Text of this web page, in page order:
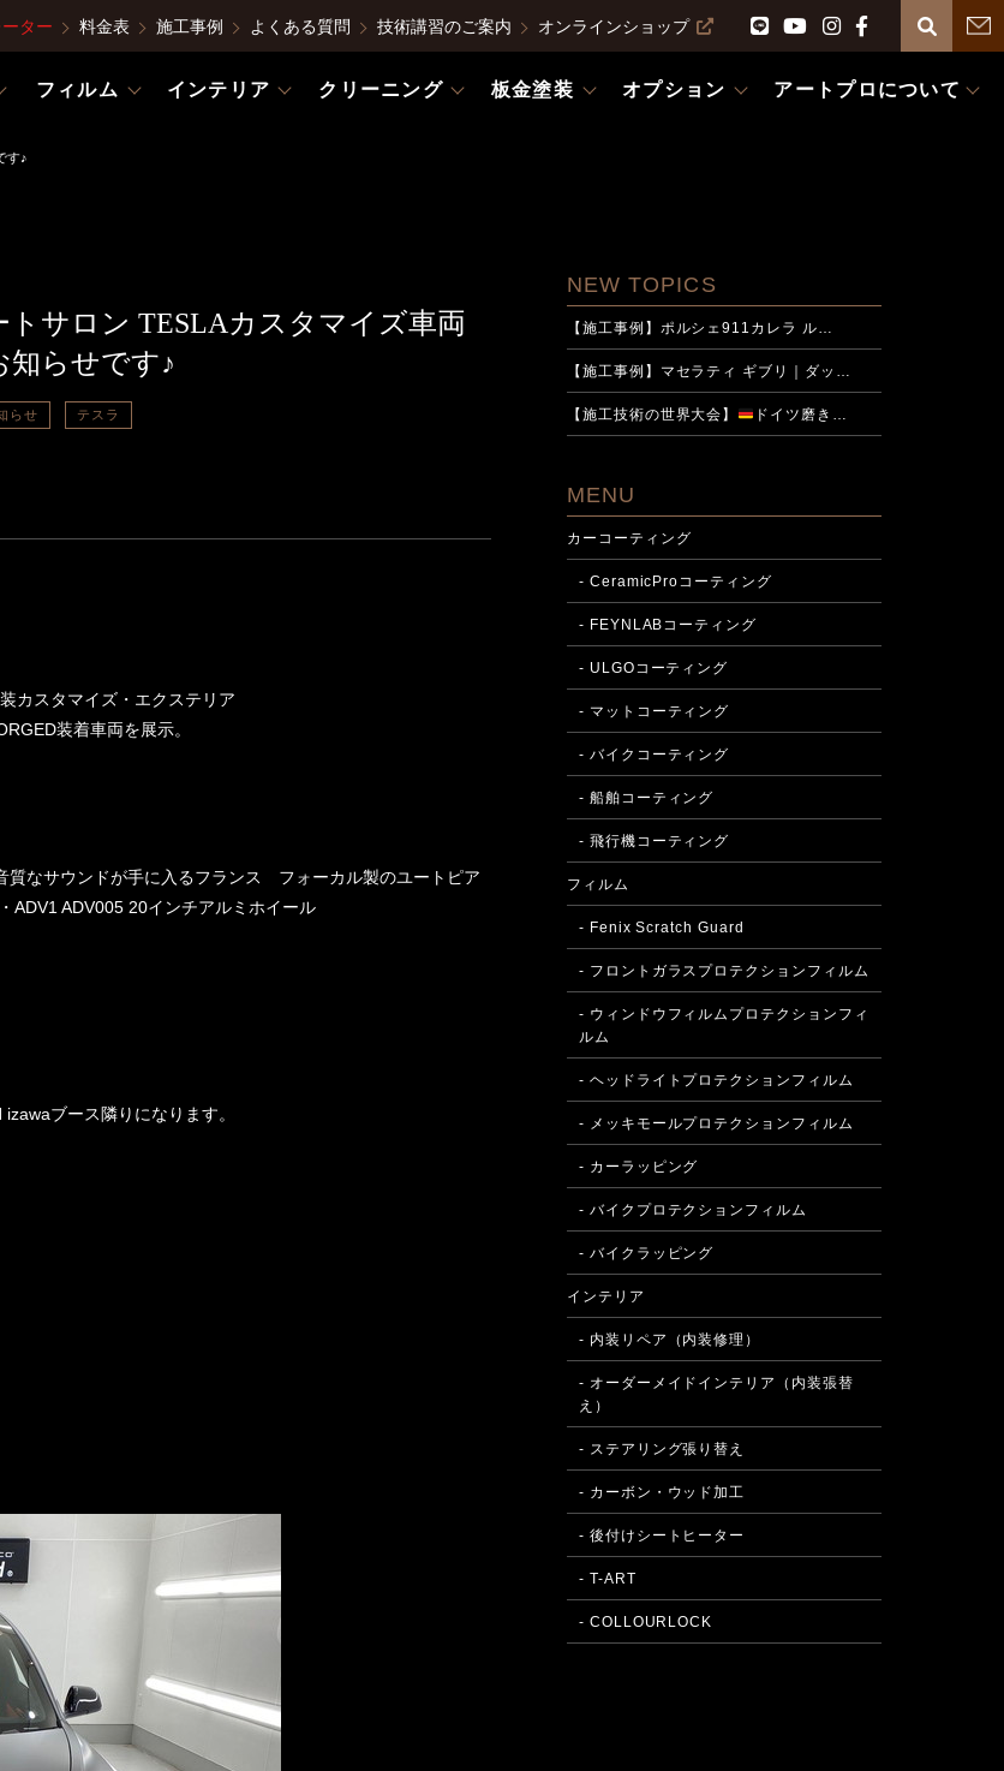
ター 料金表 施工事例 よくある質問 技術講習のご案内 オンラインショップ
フィルム インテリア クリーニング 板金塗装 オプション アートプロについて
す♪
トサロン TESLAカスタマイズ車両
知らせです♪
らせ テスラ
カスタマイズ・エクステリア
装着車両を展示。
質なサウンドが手に入るフランス フォーカル製のユートピア
ADV1 ADV005 20インチアルミホイール
ブース隣りになります。
NEW TOPICS
【施工事例】ポルシェ911カレラ ル…
【施工事例】マセラティ ギブリ｜ダッ…
【施工技術の世界大会】 ドイツ磨き…
MENU
カーコーティング
- CeramicProコーティング
- FEYNLABコーティング
- ULGOコーティング
- マットコーティング
- バイクコーティング
- 船舶コーティング
- 飛行機コーティング
フィルム
- Fenix Scratch Guard
- フロントガラスプロテクションフィルム
- ウィンドウフィルムプロテクションフィ
ルム
- ヘッドライトプロテクションフィルム
- メッキモールプロテクションフィルム
- カーラッピング
- バイクプロテクションフィルム
- バイクラッピング
インテリア
- 内装リペア（内装修理）
- オーダーメイドインテリア（内装張替
え）
- ステアリング張り替え
- カーボン・ウッド加工
- 後付けシートヒーター
- T-ART
- COLLOURLOCK